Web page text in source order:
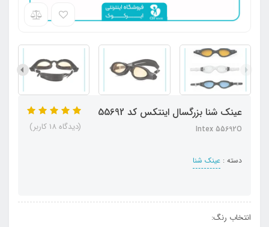
عینک شنا بزرگسال اینتکس کد 55692
Intex 55692O
دسته : عینک شنا
(دیدگاه 18 کاربر)
انتخاب رنگ: